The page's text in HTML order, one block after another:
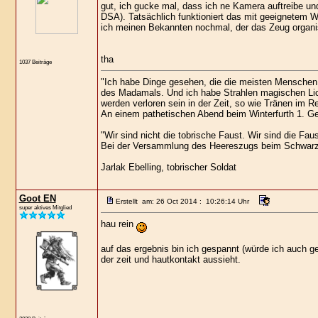
1037 Beiträge
gut, ich gucke mal, dass ich ne Kamera auftreibe
DSA). Tatsächlich funktioniert das mit geeignetem
ich meinen Bekannten nochmal, der das Zeug
tha
"Ich habe Dinge gesehen, die die meisten
des Madamals. Und ich habe Strahlen magischen
werden verloren sein in der Zeit, so wie Tränen im
An einem pathetischen Abend beim Winterfurth 1.
"Wir sind nicht die tobrische Faust. Wir sind die
Bei der Versammlung des Heereszugs beim
Jarlak Ebelling, tobrischer Soldat
Goot EN
super aktives Mitglied
Erstellt am: 26 Oct 2014 : 10:26:14 Uhr
hau rein
auf das ergebnis bin ich gespannt (würde ich auch
der zeit und hautkontakt aussieht.